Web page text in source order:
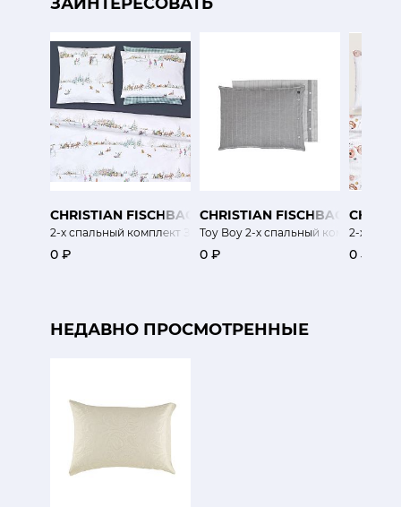
CHRISTIAN FISCHBACHER
2-х спальный комплект Зимняя страна чудес
0 ₽
CHRISTIAN FISCHBACHER
Toy Boy 2-х спальный комплект
0 ₽
2-х
0 ₽
НЕДАВНО ПРОСМОТРЕННЫЕ